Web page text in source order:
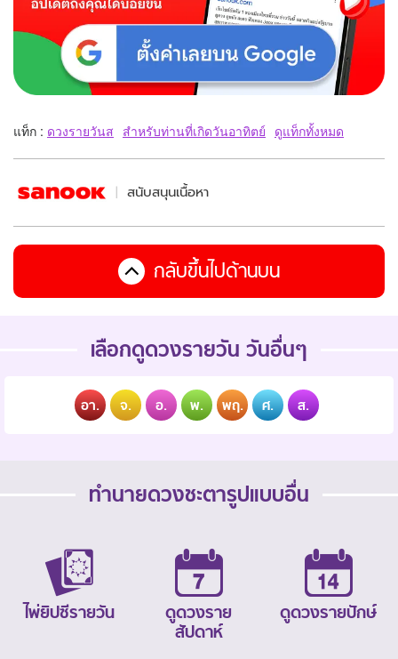
แท็ก : ดวงรายวันส สำหรับท่านที่เกิดวันอาทิตย์ ดูแท็กทั้งหมด
สนับสนุนเนื้อหา
กลับขึ้นไปด้านบน
เลือกดูดวงรายวัน วันอื่นๆ
อา. จ. อ. พ. พฤ. ศ. ส.
ทำนายดวงชะตารูปแบบอื่น
ไพ่ยิปซีรายวัน
ดูดวงราย
สัปดาห์
ดูดวงรายปักษ์